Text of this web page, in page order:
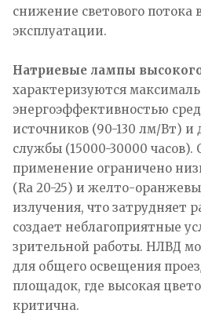
снижение светового потока
эксплуатации.
Натриевые лампы
характеризуются
энергоэффективностью
источников (90-130 лм/Вт)
службы (15000-30000 часов).
применение ограничено
(Ra 20-25) и желто-
излучения, что затрудняет
создает неблагоприятные
зрительной работы. НЛВД
для общего освещения
площадок, где высокая
критична.